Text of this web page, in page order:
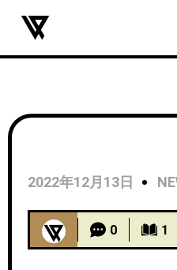
2022年12月13日
0 1